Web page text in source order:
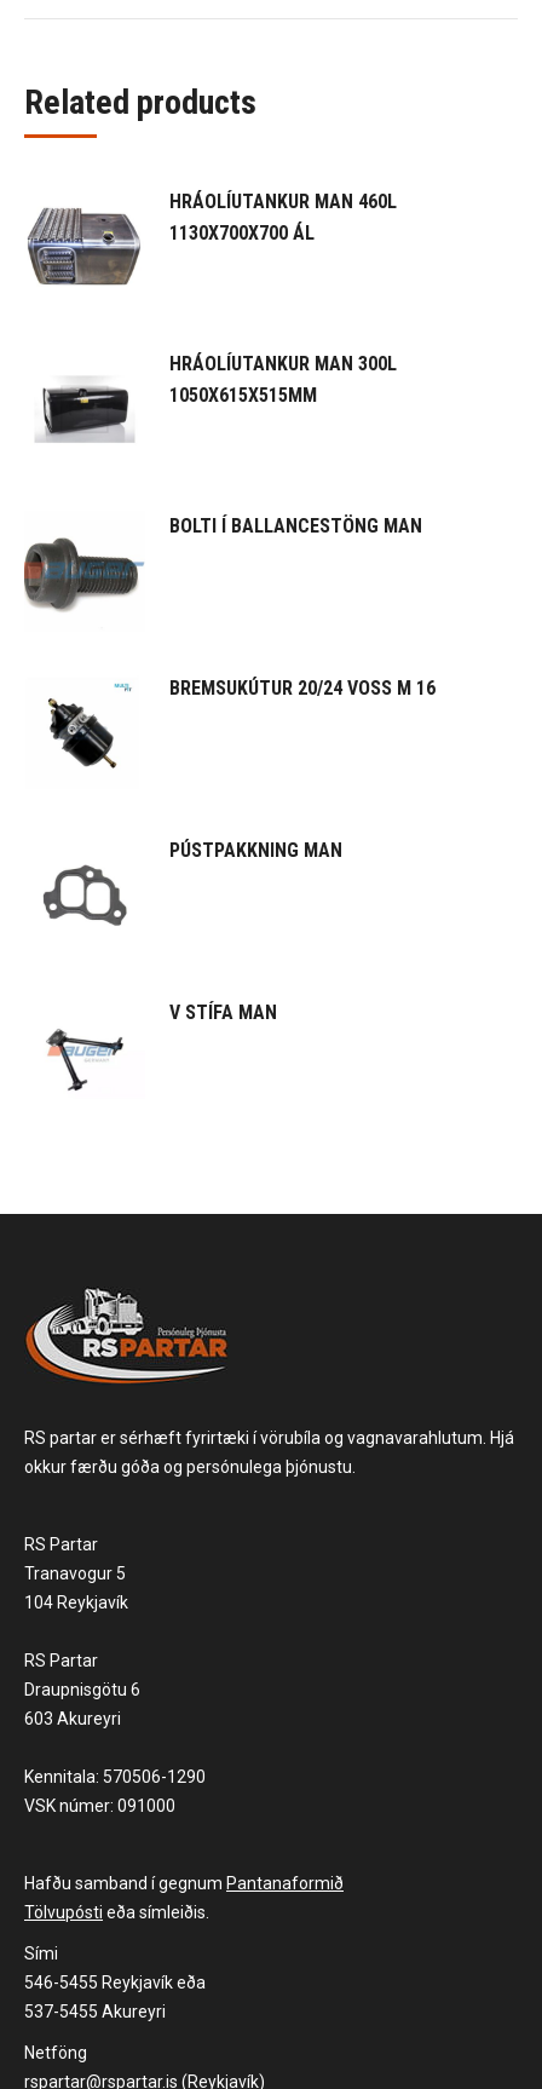
Related products
HRÁOLÍUTANKUR MAN 460L
1130X700X700 ÁL
HRÁOLÍUTANKUR MAN 300L
1050X615X515MM
BOLTI Í BALLANCESTÖNG MAN
BREMSUKÚTUR 20/24 VOSS M 16
PÚSTPAKKNING MAN
V STÍFA MAN
RS partar er sérhæft fyrirtæki í vörubíla og vagnavarahlutum. Hjá
okkur færðu góða og persónulega þjónustu.
RS Partar
Tranavogur 5
104 Reykjavík
RS Partar
Draupnisgötu 6
603 Akureyri
Kennitala: 570506-1290
VSK númer: 091000
Hafðu samband í gegnum Pantanaformið
Tölvupósti eða símleiðis.
Sími
546-5455 Reykjavík eða
537-5455 Akureyri
Netföng
rspartar@rspartar.is (Reykjavík)